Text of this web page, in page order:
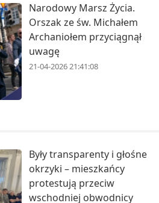
Narodowy Marsz Życia.
Orszak ze św. Michałem
Archaniołem przyciągnął
uwagę
21-04-2026 21:41:08
Były transparenty i głośne
okrzyki – mieszkańcy
protestują przeciw
wschodniej obwodnicy